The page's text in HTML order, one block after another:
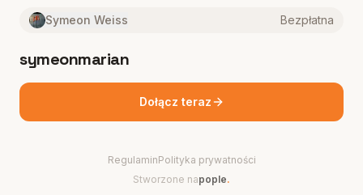
Symeon Weiss Bezpłatna
symeonmarian
Dołącz teraz
RegulaminPolityka prywatności
Stworzone napople.